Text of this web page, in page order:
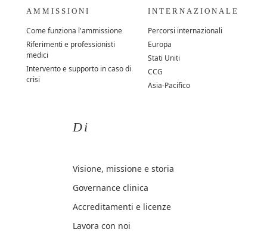
AMMISSIONI
Come funziona l'ammissione
Riferimenti e professionisti
medici
Intervento e supporto in caso di
crisi
INTERNAZIONALE
Percorsi internazionali
Europa
Stati Uniti
CCG
Asia-Pacifico
Di
Visione, missione e storia
Governance clinica
Accreditamenti e licenze
Lavora con noi